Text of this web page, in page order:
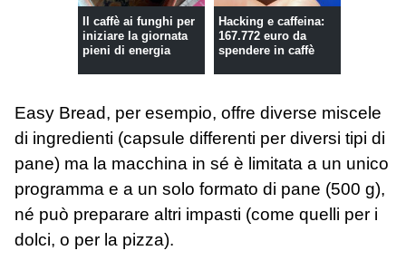
Il caffè ai funghi per
iniziare la giornata
pieni di energia
Hacking e caffeina:
167.772 euro da
spendere in caffè
Easy Bread, per esempio, offre diverse miscele
di ingredienti (capsule differenti per diversi tipi di
pane) ma la macchina in sé è limitata a un unico
programma e a un solo formato di pane (500 g),
né può preparare altri impasti (come quelli per i
dolci, o per la pizza).